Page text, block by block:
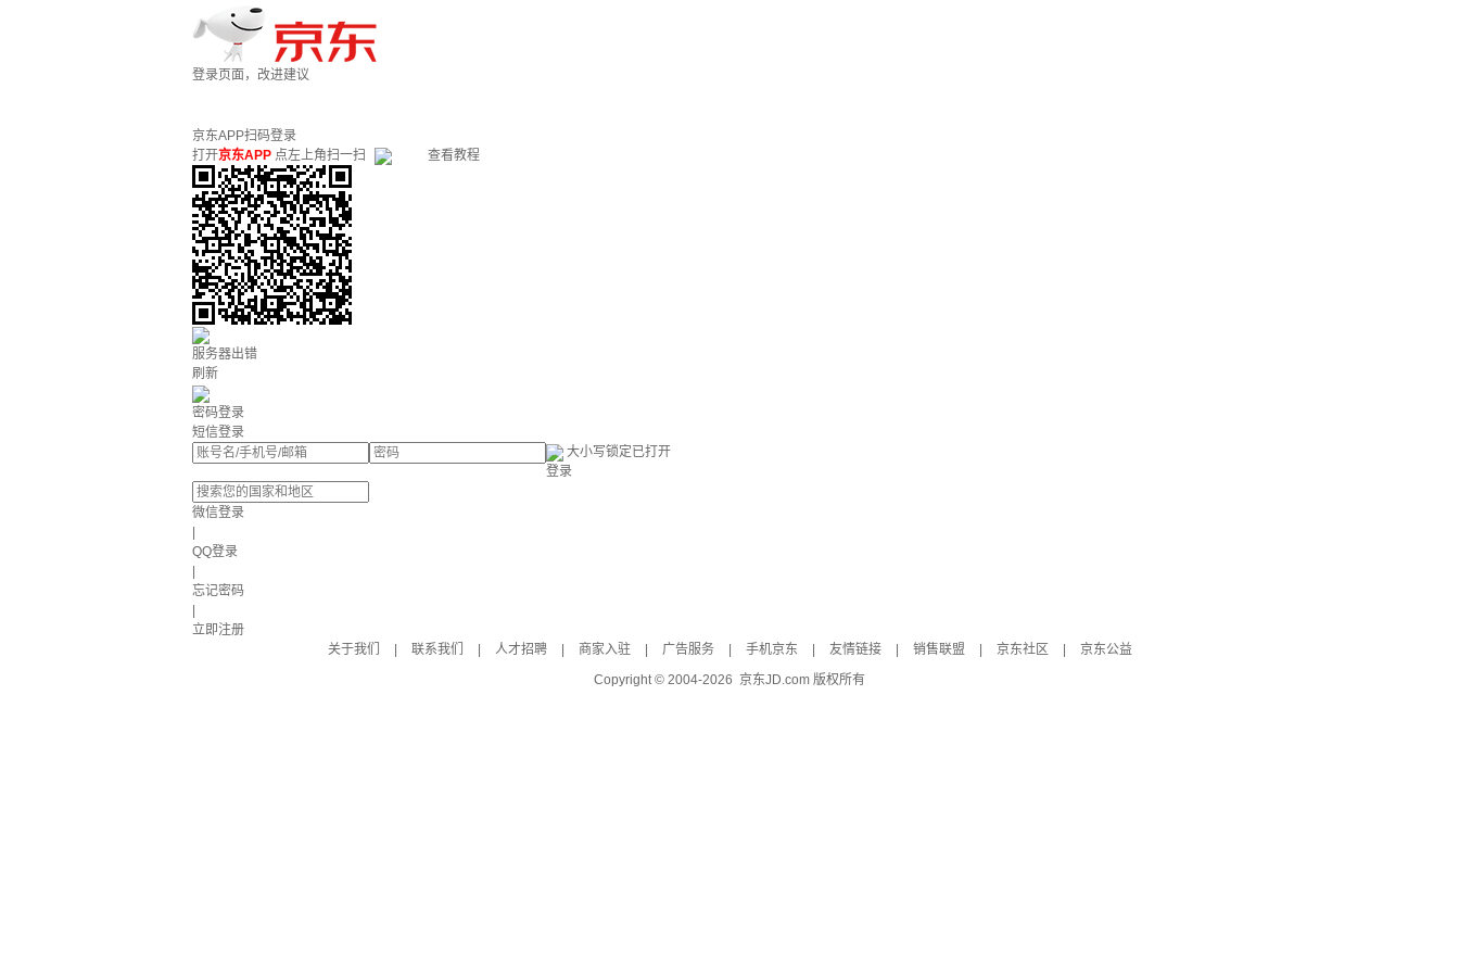
登录页面，改进建议
京东APP扫码登录
打开京东APP 点左上角扫一扫 查看教程
服务器出错
刷新
密码登录
短信登录
大小写锁定已打开
登录
微信登录
QQ登录
忘记密码
立即注册
关于我们
联系我们 人才招聘 商家入驻 广告服务 手机京东 友情链接 销售联盟 京东社区
京东公益
Copyright © 2004-2026 京东JD.com 版权所有